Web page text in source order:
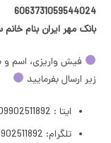
6063731059544024
بانک مهر ایران بنام
فیش واریزی، اسم و
زیر ارسال بفرمایید
ایتا : 09902511892
تلگرام: 09902511892